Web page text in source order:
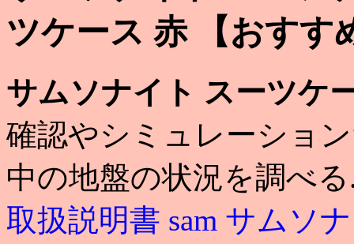
ツケース 赤 【おすす
サムソナイト スーツケ
確認やシミュレーショ
中の地盤の状況を調べ
取扱説明書 sam サムソ